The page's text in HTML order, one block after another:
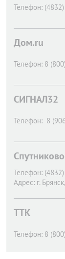
Телефон:
Дом.ru
Телефон: 8
СИГНАЛ32
Телефон: 8
Телефон:
Адрес: г. Брянск,
ТТК
Телефон: 8